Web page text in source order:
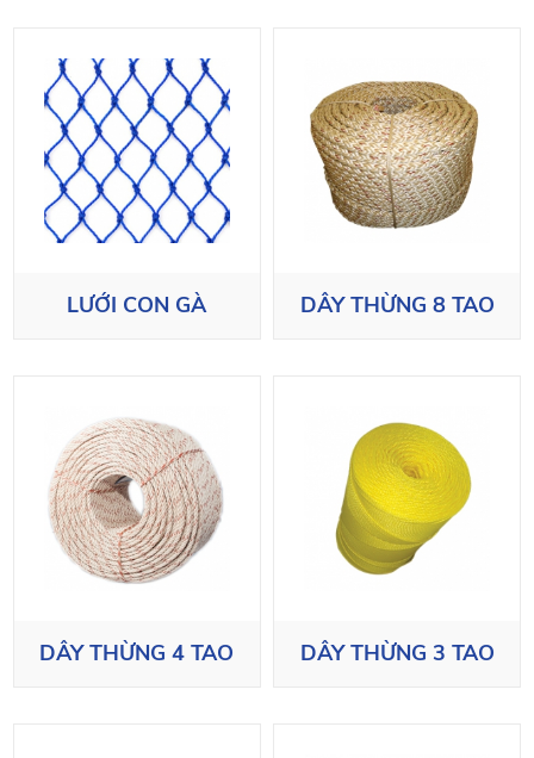
LƯỚI CON GÀ DÂY THỪNG 8 TAO
DÂY THỪNG 4 TAO DÂY THỪNG 3 TAO